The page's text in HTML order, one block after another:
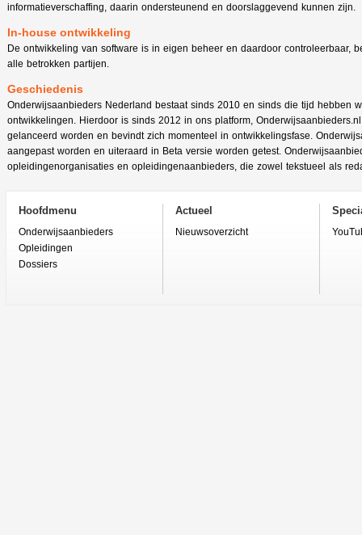
informatieverschaffing, daarin ondersteunend en doorslaggevend kunnen zijn.
In-house ontwikkeling
De ontwikkeling van software is in eigen beheer en daardoor controleerbaar,
alle betrokken partijen.
Geschiedenis
Onderwijsaanbieders Nederland bestaat sinds 2010 en sinds die tijd hebben
ontwikkelingen. Hierdoor is sinds 2012 in ons platform,
gelanceerd worden en bevindt zich momenteel in ontwikkelingsfase.
aangepast worden en uiteraard in Beta versie worden getest.
opleidingenorganisaties en opleidingenaanbieders, die zowel tekstueel als
Hoofdmenu
Onderwijsaanbieders
Opleidingen
Dossiers
Actueel
Nieuwsoverzicht